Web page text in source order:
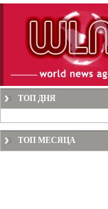
ТОП ДНЯ
ТОП МЕСЯЦА